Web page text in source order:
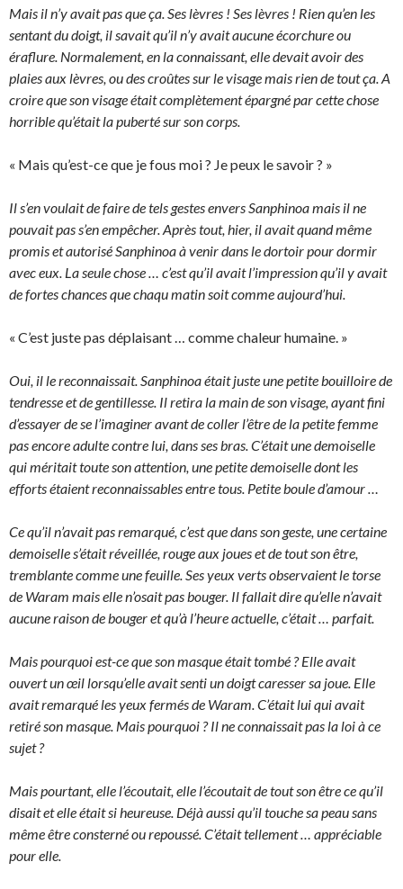
Mais il n’y avait pas que ça. Ses lèvres ! Ses lèvres ! Rien qu’en les
sentant du doigt, il savait qu’il n’y avait aucune écorchure ou
éraflure. Normalement, en la connaissant, elle devait avoir des
plaies aux lèvres, ou des croûtes sur le visage mais rien de tout ça. A
croire que son visage était complètement épargné par cette chose
horrible qu’était la puberté sur son corps.
« Mais qu’est-ce que je fous moi ? Je peux le savoir ? »
Il s’en voulait de faire de tels gestes envers Sanphinoa mais il ne
pouvait pas s’en empêcher. Après tout, hier, il avait quand même
promis et autorisé Sanphinoa à venir dans le dortoir pour dormir
avec eux. La seule chose … c’est qu’il avait l’impression qu’il y avait
de fortes chances que chaqu matin soit comme aujourd’hui.
« C’est juste pas déplaisant … comme chaleur humaine. »
Oui, il le reconnaissait. Sanphinoa était juste une petite bouilloire de
tendresse et de gentillesse. Il retira la main de son visage, ayant fini
d’essayer de se l’imaginer avant de coller l’être de la petite femme
pas encore adulte contre lui, dans ses bras. C’était une demoiselle
qui méritait toute son attention, une petite demoiselle dont les
efforts étaient reconnaissables entre tous. Petite boule d’amour …
Ce qu’il n’avait pas remarqué, c’est que dans son geste, une certaine
demoiselle s’était réveillée, rouge aux joues et de tout son être,
tremblante comme une feuille. Ses yeux verts observaient le torse
de Waram mais elle n’osait pas bouger. Il fallait dire qu’elle n’avait
aucune raison de bouger et qu’à l’heure actuelle, c’était … parfait.
Mais pourquoi est-ce que son masque était tombé ? Elle avait
ouvert un œil lorsqu’elle avait senti un doigt caresser sa joue. Elle
avait remarqué les yeux fermés de Waram. C’était lui qui avait
retiré son masque. Mais pourquoi ? Il ne connaissait pas la loi à ce
sujet ?
Mais pourtant, elle l’écoutait, elle l’écoutait de tout son être ce qu’il
disait et elle était si heureuse. Déjà aussi qu’il touche sa peau sans
même être consterné ou repoussé. C’était tellement … appréciable
pour elle.